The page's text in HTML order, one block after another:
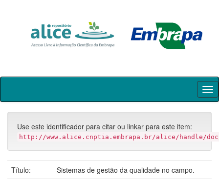
Skip
Use este identificador para citar ou linkar para este item:
http://www.alice.cnptia.embrapa.br/alice/handle/
Título:
Sistemas de gestão da qualidade no campo.